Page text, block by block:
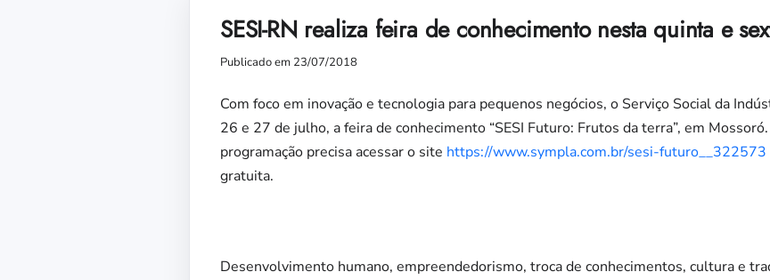
SESI-RN realiza feira de conhecimento nesta quinta e
Publicado em 23/07/2018
Com foco em inovação e tecnologia para pequenos negócios, o Serviço Social da
26 e 27 de julho, a feira de conhecimento “SESI Futuro: Frutos da terra”, em
programação precisa acessar o site https://www.sympla.com.br/sesi-futuro__322573
gratuita.
Desenvolvimento humano, empreendedorismo, troca de conhecimentos, cultura e